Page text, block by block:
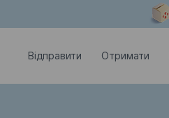
Відправити Отримати